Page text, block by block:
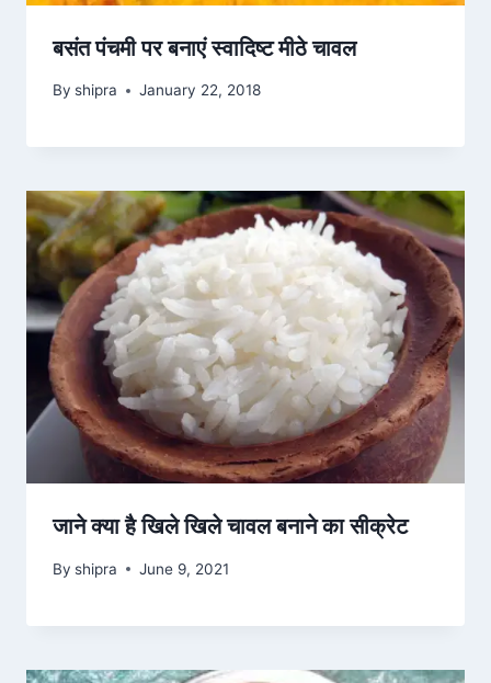
बसंत पंचमी पर बनाएं स्वादिष्ट मीठे चावल
By shipra January 22, 2018
जाने क्या है खिले खिले चावल बनाने का सीक्रेट
By shipra June 9, 2021